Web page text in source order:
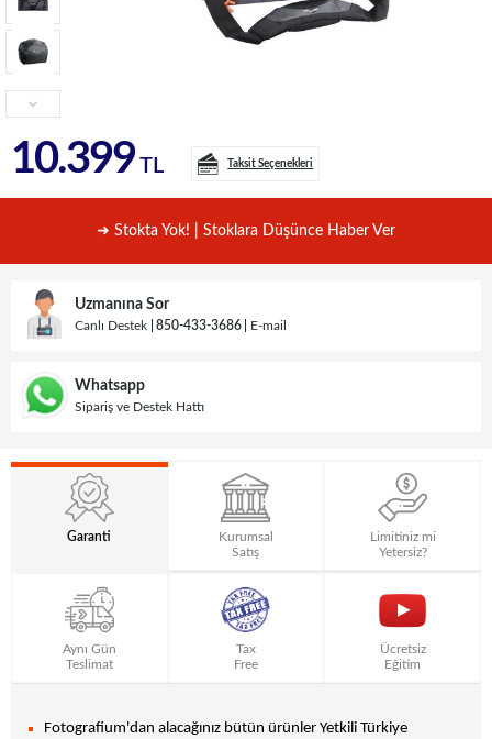
10.399 TL Taksit Seçenekleri
➜ Stokta Yok! | Stoklara Düşünce Haber Ver
Uzmanına Sor
Canlı Destek 850-433-3686 E-mail
Whatsapp
Sipariş ve Destek Hattı
Garanti
Kurumsal
Satış
Limitiniz mi
Yetersiz?
Aynı Gün
Teslimat
Tax
Free
Ücretsiz
Eğitim
Fotografium'dan alacağınız bütün ürünler Yetkili Türkiye